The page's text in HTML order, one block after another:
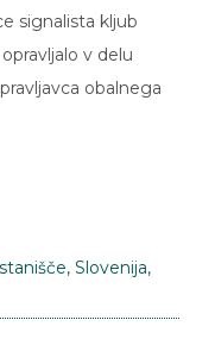
signalista kljub
v delu
obalnega
, Slovenija,